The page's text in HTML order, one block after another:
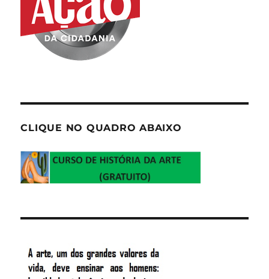
CLIQUE NO QUADRO ABAIXO